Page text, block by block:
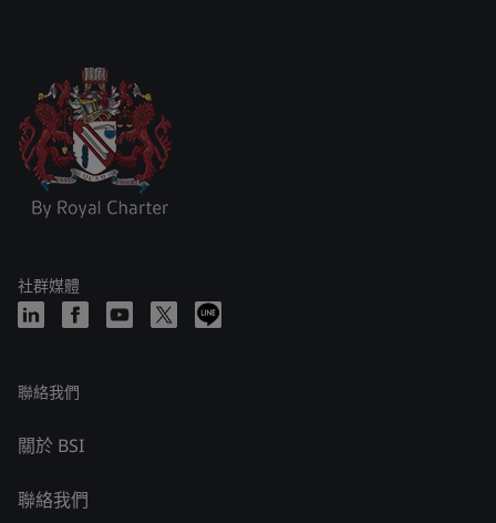
社群媒體
聯絡我們
關於 BSI
聯絡我們